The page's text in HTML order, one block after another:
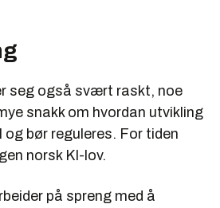
seg også svært raskt, noe
snakk om hvordan utvikling
bør reguleres. For tiden
norsk KI-lov.
på spreng med å